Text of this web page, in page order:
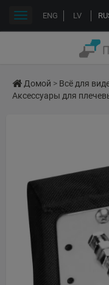
ENG LV
Переключить
Домой > Всё для
Аксессуары для